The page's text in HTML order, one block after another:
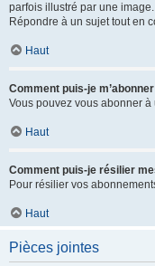
parfois illustré par une image.
Répondre à un sujet tout en
Haut
Comment puis-je
Vous pouvez vous abonner
Haut
Comment puis-je résilier
Pour résilier vos
Haut
Pièces jointes